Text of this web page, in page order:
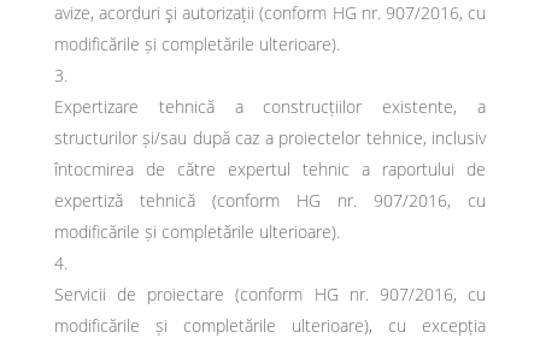
avize, acorduri şi autorizații (conform HG nr. 907/2016, cu
modificările și completările ulterioare).
Expertizare tehnică a construcțiilor existente, a
structurilor și/sau după caz a proiectelor tehnice, inclusiv
întocmirea de către expertul tehnic a raportului de
expertiză tehnică (conform HG nr. 907/2016, cu
modificările și completările ulterioare).
Servicii de proiectare (conform HG nr. 907/2016, cu
modificările și completările ulterioare), cu excepția